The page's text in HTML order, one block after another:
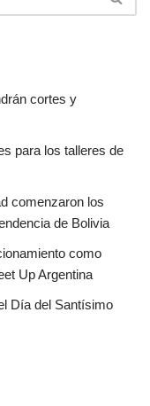
cortes y
para los talleres de
comenzaron los
de Bolivia
como
Up Argentina
Día del Santísimo